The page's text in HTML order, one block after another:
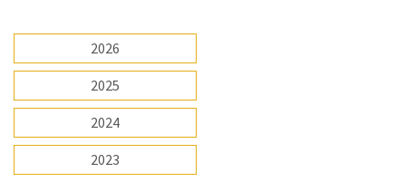
2026
2025
2024
2023